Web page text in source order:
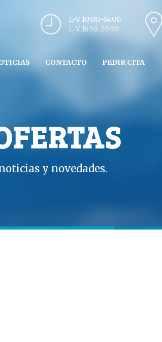
L-V 10:00-14:00
L-V 16:30-20:30
CONTACTO PEDIR CITA
y novedades.